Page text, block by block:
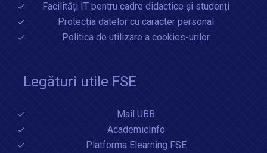
Facilități IT pentru cadre didactice și studenți
Protecția datelor cu caracter personal
Politica de utilizare a cookies-urilor
Legături utile FSE
Mail UBB
AcademicInfo
Platforma Elearning FSE